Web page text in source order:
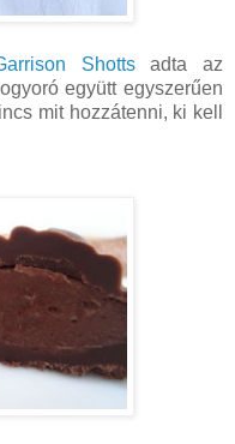
Shottsadta az
együtt egyszerűen
mit hozzátenni, ki kell